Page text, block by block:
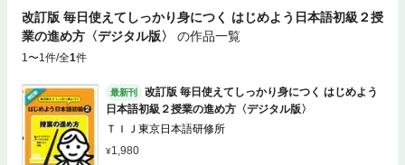
改訂版 毎日使えてしっかり身につく はじめよう日本語初級２授
業の進め方〈デジタル版〉
の作品一覧
1〜1件/全1件
最新刊
改訂版 毎日使えてしっかり身につく はじめよう
日本語初級２授業の進め方〈デジタル版〉
ＴＩＪ東京日本語研修所
1,980